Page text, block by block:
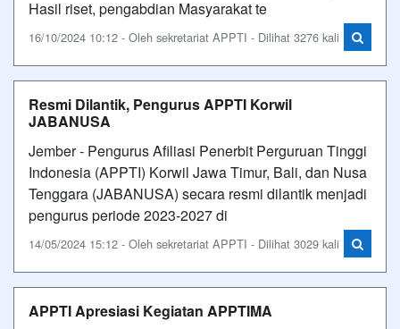
Hasil riset, pengabdian Masyarakat te
16/10/2024 10:12 - Oleh sekretariat APPTI - Dilihat 3276 kali
Resmi Dilantik, Pengurus APPTI Korwil
JABANUSA
Jember - Pengurus Afiliasi Penerbit Perguruan Tinggi
Indonesia (APPTI) Korwil Jawa Timur, Bali, dan Nusa
Tenggara (JABANUSA) secara resmi dilantik menjadi
pengurus periode 2023-2027 di
14/05/2024 15:12 - Oleh sekretariat APPTI - Dilihat 3029 kali
APPTI Apresiasi Kegiatan APPTIMA